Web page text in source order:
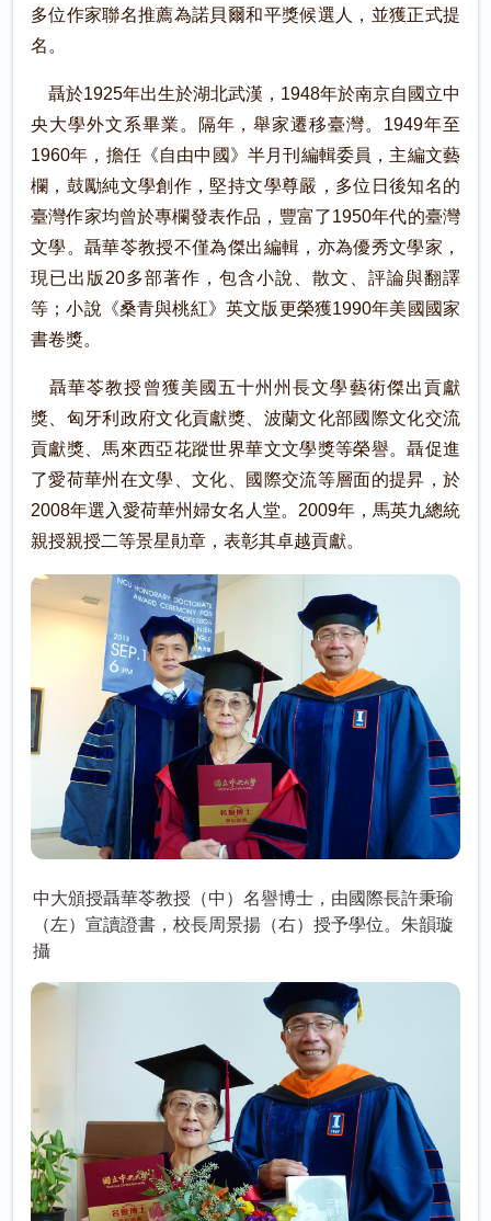
多位作家聯名推薦為諾貝爾和平獎候選人，並獲正式提
名。
聶於1925年出生於湖北武漢，1948年於南京自國立中
央大學外文系畢業。隔年，舉家遷移臺灣。1949年至
1960年，擔任《自由中國》半月刊編輯委員，主編文藝
欄，鼓勵純文學創作，堅持文學尊嚴，多位日後知名的
臺灣作家均曾於專欄發表作品，豐富了1950年代的臺灣
文學。聶華苓教授不僅為傑出編輯，亦為優秀文學家，
現已出版20多部著作，包含小說、散文、評論與翻譯
等；小說《桑青與桃紅》英文版更榮獲1990年美國國家
書卷獎。
聶華苓教授曾獲美國五十州州長文學藝術傑出貢獻
獎、匈牙利政府文化貢獻獎、波蘭文化部國際文化交流
貢獻獎、馬來西亞花蹤世界華文文學獎等榮譽。聶促進
了愛荷華州在文學、文化、國際交流等層面的提昇，於
2008年選入愛荷華州婦女名人堂。2009年，馬英九總統
親授親授二等景星勛章，表彰其卓越貢獻。
中大頒授聶華苓教授（中）名譽博士，由國際長許秉瑜
（左）宣讀證書，校長周景揚（右）授予學位。朱韻璇
攝